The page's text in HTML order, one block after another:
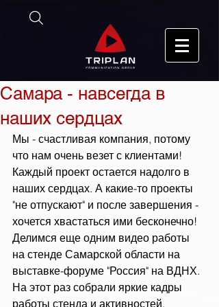
Самара - навсегда в
наших сердцах
Мы - счастливая компания, потому
что нам очень везет с клиентами!
Каждый проект остается надолго в
наших сердцах. А какие-то проекты
"не отпускают" и после завершения -
хочется хвастаться ими бесконечно!
Делимся еще одним видео работы
на стенде Самарской области на
выставке-форуме "Россия" на ВДНХ.
На этот раз собрали яркие кадры
работы стенда и активностей,